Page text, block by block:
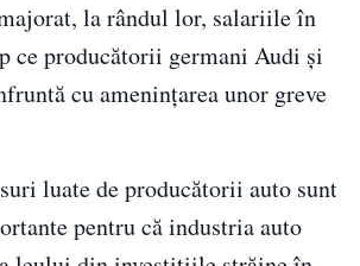
la rândul lor, salariile în
ce producătorii germani Audi şi
cu ameninţarea unor greve
luate de producătorii auto sunt
pentru că industria auto